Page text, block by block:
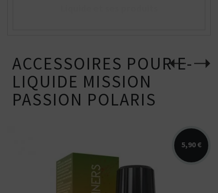
ACCESSOIRES POUR E-
LIQUIDE MISSION
PASSION POLARIS
5,90 €